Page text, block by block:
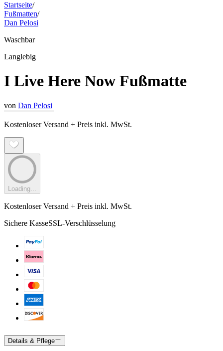
Startseite/
Fußmatten/
Dan Pelosi
Waschbar
Langlebig
I Live Here Now Fußmatte
von Dan Pelosi
Kostenloser Versand + Preis inkl. MwSt.
Loading...
Kostenloser Versand + Preis inkl. MwSt.
Sichere KasseSSL-Verschlüsselung
Details & Pflege